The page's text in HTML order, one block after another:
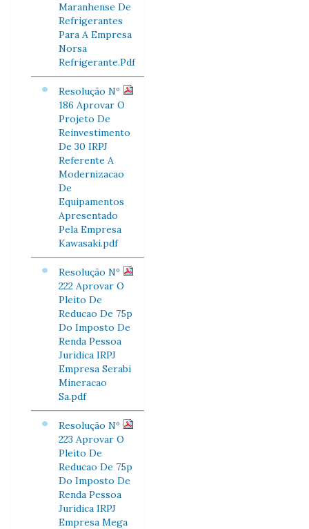
Maranhense De
Refrigerantes
Para A Empresa
Norsa
Refrigerante.Pdf
Resolução Nº
186 Aprovar O
Projeto De
Reinvestimento
De 30 IRPJ
Referente A
Modernizacao
De
Equipamentos
Apresentado
Pela Empresa
Kawasaki.pdf
Resolução Nº
222 Aprovar O
Pleito De
Reducao De 75p
Do Imposto De
Renda Pessoa
Juridica IRPJ
Empresa Serabi
Mineracao
Sa.pdf
Resolução Nº
223 Aprovar O
Pleito De
Reducao De 75p
Do Imposto De
Renda Pessoa
Juridica IRPJ
Empresa Mega